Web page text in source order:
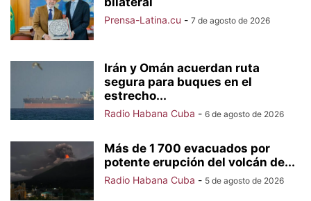
Prensa-Latina.cu - 7 de agosto de 2026
Irán y Omán acuerdan ruta
segura para buques en el
estrecho...
Radio Habana Cuba - 6 de agosto de 2026
Más de 1 700 evacuados por
potente erupción del volcán de...
Radio Habana Cuba - 5 de agosto de 2026